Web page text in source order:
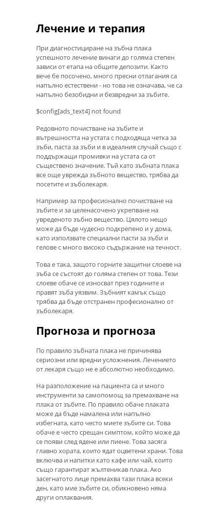
Лечение и терапия
При диагностициране на зъбна плака
успешното лечение винаги до голяма степен
зависи от етапа на общите депозити. Както
вече бе посочено, много пресни отлагания са
напълно естествени - но това не означава, че са
напълно безобидни и безвредни за зъбите.
$config[ads_text4] not found
Редовното почистване на зъбите и
вътрешността на устата с подходяща четка за
зъби, паста за зъби и в идеалния случай също с
поддържащи промивки на устата са от
съществено значение. Тъй като зъбната плака
все още уврежда зъбното вещество, трябва да
посетите и зъболекаря.
Например за професионално почистване на
зъбите и за целенасочено укрепване на
увреденото зъбно вещество. Цялото нещо
може да бъде чудесно подкрепено и у дома,
като използвате специални пасти за зъби и
гелове с много високо съдържание на течност.
Това е така, защото горните защитни слоеве на
зъба се състоят до голяма степен от това. Тези
слоеве обаче се износват през годините и
правят зъба уязвим. Зъбният камък също
трябва да бъде отстранен професионално от
зъболекаря.
Прогноза и прогноза
По правило зъбната плака не причинява
сериозни или вредни усложнения. Лечението
от лекаря също не е абсолютно необходимо.
На разположение на пациента са и много
инструменти за самопомощ за премахване на
плака от зъбите. По правило обаче плаката
може да бъде намалена или напълно
избегната, като често миете зъбите си. Това
обаче е често срещан симптом, който може да
се появи след ядене или пиене. Това засяга
главно хората, които ядат оцветени храни. Това
включва и напитки като кафе или чай, които
също гарантират жълтеникав плака. Ако
засегнатото лице премахва тази плака всеки
ден, като мие зъбите си, обикновено няма
други оплаквания.